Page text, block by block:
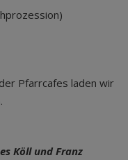
Pfarrcafes laden wir
Köll und Franz